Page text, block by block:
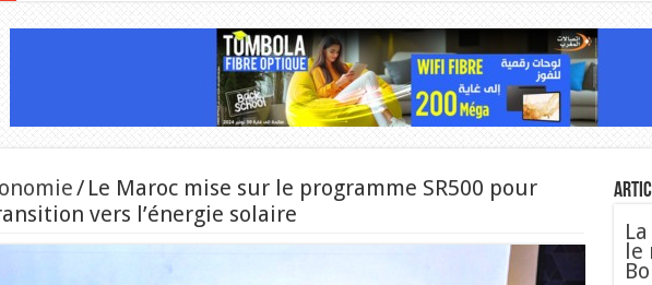
/ Le Maroc mise sur le programme SR500 pour
vers l’énergie solaire
le